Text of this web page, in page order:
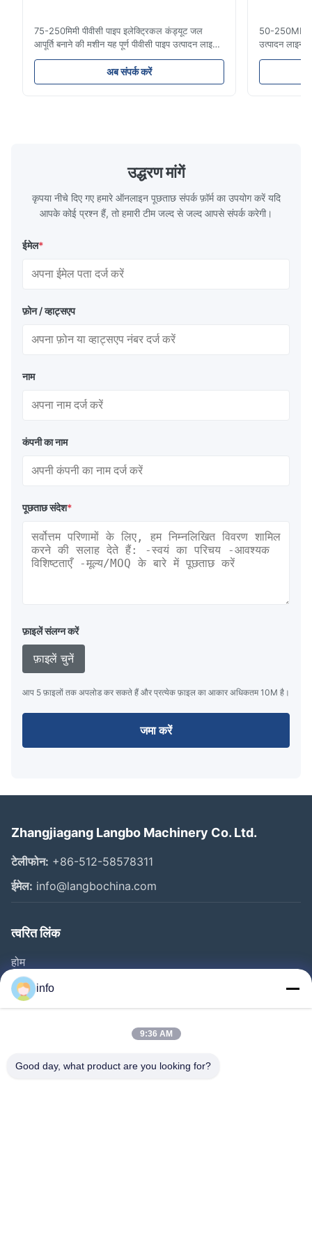
are crushed smoothly. Very reliable for continuous operation.
75-250मिमी पीवीसी पाइप इलेक्ट्रिकल कंड्यूट जल
आपूर्ति बनाने की मशीन यह पूर्ण पीवीसी पाइप उत्पादन लाइन
16 मिमी से 800 मिमी व्यास तक उच्च गुणवत्ता वाले पीवीसी/
यूपीवीसी पाइपों का निर्माण करती है। यह प्रणाली विभिन्न
व्यास और दीवार की मोटाई विनिर्देशों के साथ इलेक्ट्रिकल
अब संपर्क करें
50-250MM
उत्पादन लाइन
पाइप आमतौर
बढ़ने का
उद्धरण मांगें
कृपया नीचे दिए गए हमारे ऑनलाइन पूछताछ संपर्क फ़ॉर्म का उपयोग करें यदि
आपके कोई प्रश्न हैं, तो हमारी टीम जल्द से जल्द आपसे संपर्क करेगी।
ईमेल*
फ़ोन / व्हाट्सएप
नाम
कंपनी का नाम
पूछताछ संदेश*
फ़ाइलें संलग्न करें
फ़ाइलें चुनें
आप 5 फ़ाइलों तक अपलोड कर सकते हैं और प्रत्येक फ़ाइल का आकार अधिकतम 10M है।
जमा करें
Zhangjiagang Langbo Machinery Co. Ltd.
टेलीफोन: +86-512-58578311
ईमेल: info@langbochina.com
त्वरित लिंक
होम
उत्पाद
वीडियो
फैक्टरी यात्रा
info
9:36 AM
Good day, what product are you looking for?